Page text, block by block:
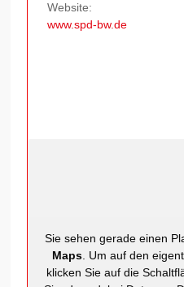
Website:
www.spd-bw.de
Sie sehen gerade einen
Maps. Um auf den
klicken Sie auf die